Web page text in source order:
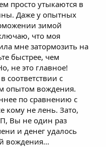
просто утыкаются в
Даже у опытных
зимой
что моя
мне затормозить на
быстрее, чем
не это главное!
соответствии с
опытом вождения.
по сравнению с
кому не лень. Зато,
Вы не один раз
и денег удалось
вождения...